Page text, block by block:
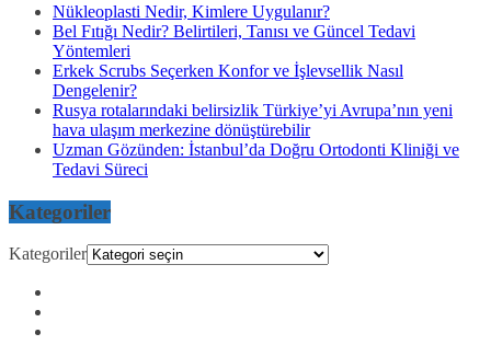
Nükleoplasti Nedir, Kimlere Uygulanır?
Bel Fıtığı Nedir? Belirtileri, Tanısı ve Güncel Tedavi
Yöntemleri
Erkek Scrubs Seçerken Konfor ve İşlevsellik Nasıl
Dengelenir?
Rusya rotalarındaki belirsizlik Türkiye’yi Avrupa’nın yeni
hava ulaşım merkezine dönüştürebilir
Uzman Gözünden: İstanbul’da Doğru Ortodonti Kliniği ve
Tedavi Süreci
Kategoriler
Kategoriler